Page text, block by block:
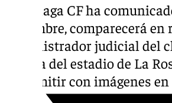
El Málaga CF ha
diciembre, comparecerá
administrador judicial del
prensa del estadio de La
transmitir con imágenes